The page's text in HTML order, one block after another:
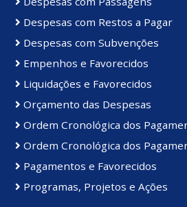
Despesas com Restos a Pagar
Despesas com Subvenções
Empenhos e Favorecidos
Liquidações e Favorecidos
Orçamento das Despesas
Ordem Cronológica dos
Ordem Cronológica dos
Pagamentos e Favorecidos
Programas, Projetos e Ações